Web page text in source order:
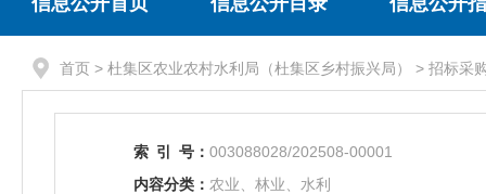
首页 > 杜集区农业农村水利局（杜集区乡村振兴局） > 招标采
索 引 号： 003088028/202508-00001
内容分类： 农业、林业、水利